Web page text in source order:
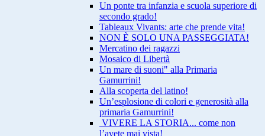
Un ponte tra infanzia e scuola superiore di
secondo grado!
Tableaux Vivants: arte che prende vita!
NON È SOLO UNA PASSEGGIATA!
Mercatino dei ragazzi
Mosaico di Libertà
Un mare di suoni" alla Primaria
Gamurrini!
Alla scoperta del latino!
Un’esplosione di colori e generosità alla
primaria Gamurrini!
VIVERE LA STORIA... come non
l’avete mai vista!